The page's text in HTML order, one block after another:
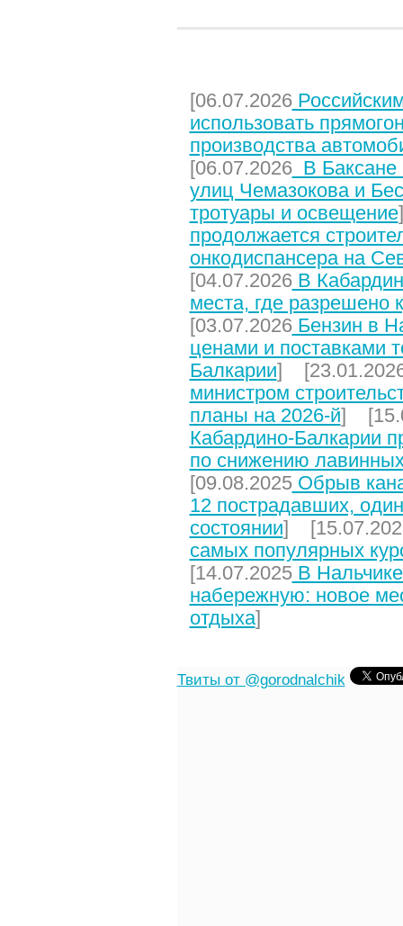
[06.07.2026
использовать
производства
[06.07.2026В Баксане
улиц Чемазокова и
тротуары и освещение
продолжается
онкодиспансера на
[04.07.2026В
места, где разрешено
[03.07.2026Бензин в
ценами и поставками
Балкарии]
министром
планы на 2026-й]
Кабардино-Балкарии
по снижению
[09.08.2025Обрыв
12 пострадавших,
состоянии]
самых популярных
[14.07.2025В
набережную: новое
отдыха]
Твиты от @gorodnalchik